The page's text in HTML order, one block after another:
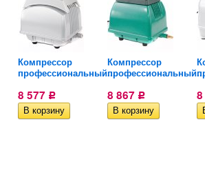
Компрессор
профессиональный...
8 577 Р
Компрессор
профессиональный...
8 867 Р